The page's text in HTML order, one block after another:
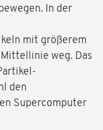
In der
mit größerem
weg. Das
den
Supercomputer